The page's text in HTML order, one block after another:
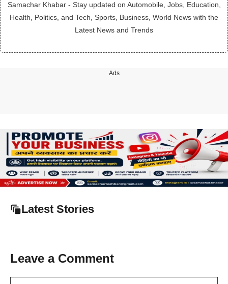
Samachar Khabar - Stay updated on Automobile, Jobs, Education,
Health, Politics, and Tech, Sports, Business, World News with the
Latest News and Trends
Ads
Latest Stories
Leave a Comment